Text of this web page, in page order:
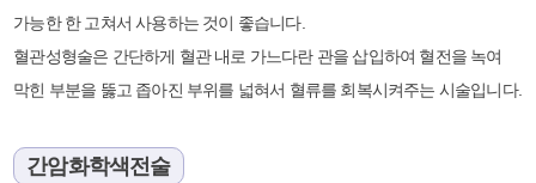
가능한 한 고쳐서 사용하는 것이 좋습니다.
혈관성형술은 간단하게 혈관 내로 가느다란 관을 삽입하여 혈전을 녹여
막힌 부분을 뚫고 좁아진 부위를 넓혀서 혈류를 회복시켜주는 시술입니다.
간암화학색전술